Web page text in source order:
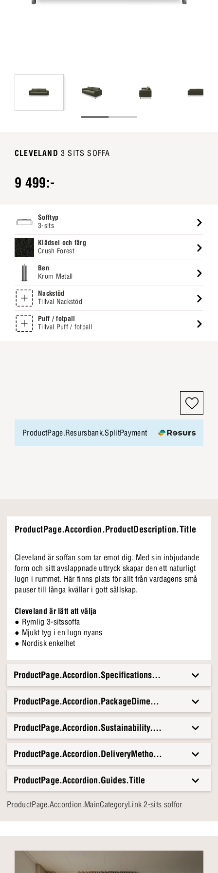
CLEVELAND 3 SITS SOFFA
9 499:-
Sofftyp
3-sits
Klädsel och färg
Crush Forest
Ben
Krom Metall
Nackstöd
Tillval Nackstöd
Puff / fotpall
Tillval Puff / fotpall
ProductPage.Resursbank.SplitPayment
ProductPage.Accordion.ProductDescription.Title
Cleveland är soffan som tar emot dig. Med sin inbjudande
form och sitt avslappnade uttryck skapar den ett naturligt
lugn i rummet. Här finns plats för allt från vardagens små
pauser till långa kvällar i gott sällskap.
Cleveland är lätt att välja
● Rymlig 3-sitssoffa
● Mjukt tyg i en lugn nyans
● Nordisk enkelhet
ProductPage.Accordion.Specifications.Title
ProductPage.Accordion.Sustainability.Title
ProductPage.Accordion.DeliveryMethods.Title
ProductPage.Accordion.Guides.Title
ProductPage.Accordion.MainCategoryLink 2-sits soffor